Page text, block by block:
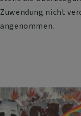
Zuwendung nicht
angenommen.